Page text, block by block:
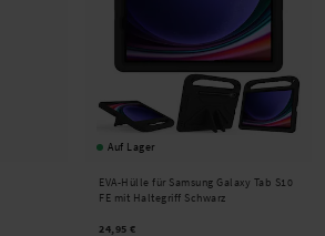
Auf Lager
EVA-Hülle für Samsung Galaxy Tab S10
FE mit Haltegriff Schwarz
24,95 €